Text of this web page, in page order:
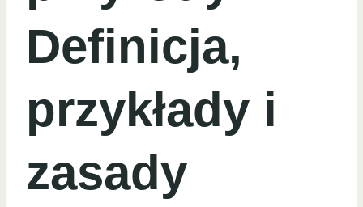
Definicja,
przykłady i
zasady